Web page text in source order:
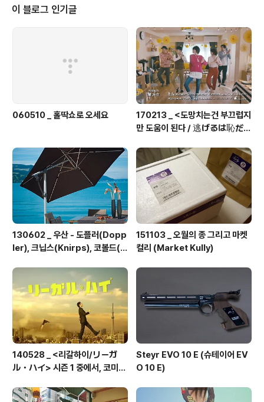
문 앞에 서계셨다. 두 손에 유리밀폐용기를 들고. 두 손에
들고 계신 건 훈고링고브레드의 아오리 샌드위치. https://
www.instagram.com/hungoringobread/ 우린 쇼룸
에서 많은 손님들을 안전하게 대면해야하는 책임이 있어 8
이 블로그 인기글
060510 _ 홀딱쇼로 오세요
170213 _ <도망치는건 부끄럽지
만 도움이 된다 / 逃げるは恥だが
130602 _ 우산 - 도플러(Dopp
ler), 크닙스(Knirps), 코볼드(K
151103 _ 오월의 종 그리고 마켓
컬리 (Market Kully)
140528 _ <리갈하이/リーガ
ル・ハイ> 시즌 1 중에서, 코미카
Steyr EVO 10 E (슈테이어 EV
O 10 E)